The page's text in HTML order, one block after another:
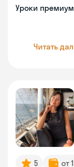
Уроки премиум
Читать
5 от